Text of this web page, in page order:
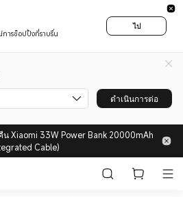
ารช็อปปิ้งที่ราบรื่น
ไป
ดำเนินการต่อ
น Xiaomi 33W Power Bank 20000mAh
Cable)